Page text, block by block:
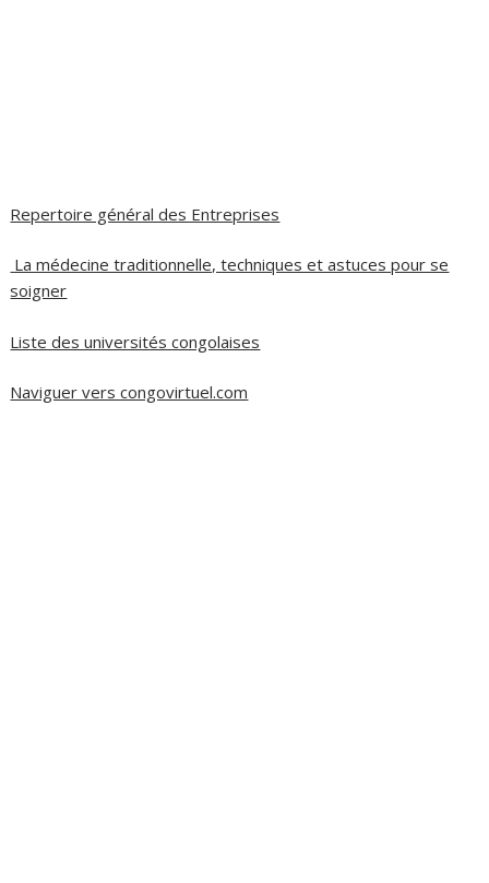
Repertoire général des Entreprises
La médecine traditionnelle, techniques et astuces pour se
soigner
Liste des universités congolaises
Naviguer vers congovirtuel.com